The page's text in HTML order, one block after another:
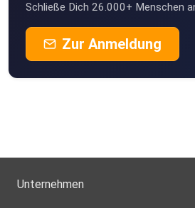
Schließe Dich 26.000+ Menschen
Zur Anmeldung
Unternehmen